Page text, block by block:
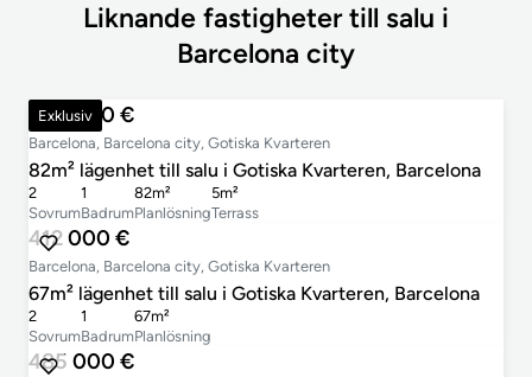
Liknande fastigheter till salu i
Barcelona city
Exklusiv
595 000 €
Barcelona, Barcelona city, Gotiska Kvarteren
82m² lägenhet till salu i Gotiska Kvarteren, Barcelona
Sovrum
2
Badrum
1
Planlösning
82m²
Terrass
5m²
412 000 €
Barcelona, Barcelona city, Gotiska Kvarteren
67m² lägenhet till salu i Gotiska Kvarteren, Barcelona
Sovrum
2
Badrum
1
Planlösning
67m²
485 000 €